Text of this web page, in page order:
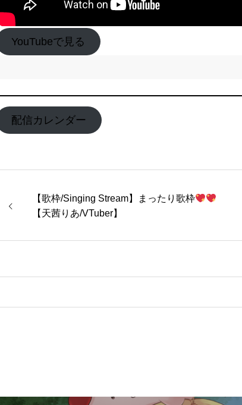
YouTubeで見る
配信カレンダー
【歌枠/Singing Stream】まったり歌枠
【天茜りあ/VTuber】